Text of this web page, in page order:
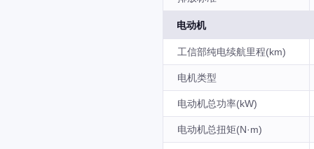
电动机
工信部纯电续航里程(km)
电机类型
电动机总功率(kW)
电动机总扭矩(N·m)